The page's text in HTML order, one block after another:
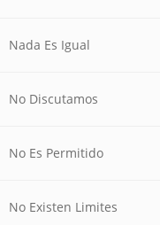
Nada Es Igual
No Discutamos
No Es Permitido
No Existen Limites